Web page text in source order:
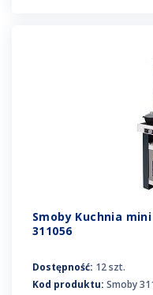
Smoby Kuchnia
311056
Dostępność: 12 szt.
Kod produktu: Smoby